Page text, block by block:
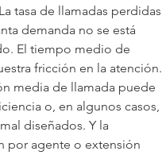
tasa de llamadas perdidas
demanda no se está
El tiempo medio de
fricción en la atención.
media de llamada puede
o, en algunos casos,
diseñados. Y la
por agente o extensión